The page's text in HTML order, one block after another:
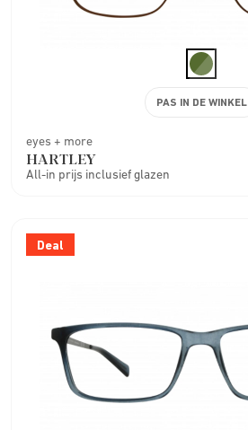
eyes + more
HARTLEY
All-in prijs inclusief glazen
PAS IN DE WINKEL
Deal